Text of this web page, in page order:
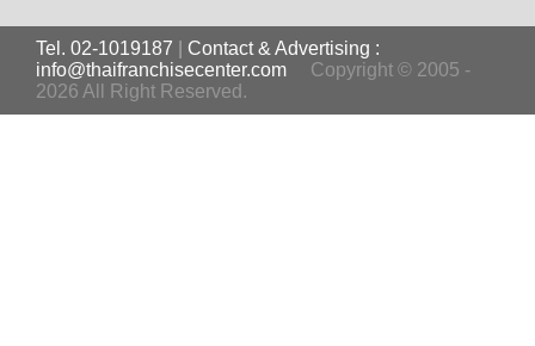
Tel. 02-1019187
Contact & Advertising :
info@thaifranchisecenter.com
Copyright © 2005 -
2026 All Right Reserved.